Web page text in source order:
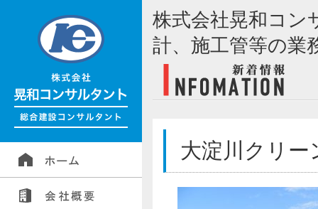
株式会社晃和コン
計、施工管等の業
大淀川クリー